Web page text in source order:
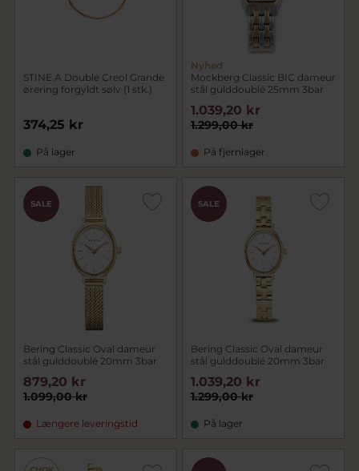
STINE A Double Creol Grande
ørering forgyldt sølv (1 stk.)
374,25 kr
På lager
Nyhed
Mockberg Classic BIC dameur
stål gulddoublé 25mm 3bar
1.299,00 kr
1.039,20 kr
På fjernlager
SALE
Bering Classic Oval dameur
stål gulddoublé 20mm 3bar
1.099,00 kr
879,20 kr
Længere leveringstid
SALE
Bering Classic Oval dameur
stål gulddoublé 20mm 3bar
1.299,00 kr
1.039,20 kr
På lager